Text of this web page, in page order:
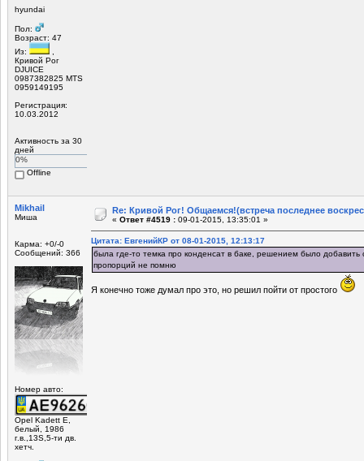
hyundai
Пол:
Возраст: 47
Из:
Кривой Рог
DJUICE
0987382825 MTS
0959149195
Регистрация:
10.03.2012
Активность за 30
дней
0%
Offline
Mikhail
Миша
Карма: +0/-0
Сообщений: 366
Номер авто:
Opel Kadett E,
белый, 1986
г.в.,13S,5-ти дв.
хетч.
Re: Кривой Рог! Общаемся!(встреча последнее
« Ответ #4519 : 09-01-2015, 13:35:01 »
Цитата: ЕвгенийКР от 08-01-2015, 12:13:17
была где-то темка про конденсат в баке, решением было добавить
пропорций не помню
Я конечно тоже думал про это, но решил пойти от простого